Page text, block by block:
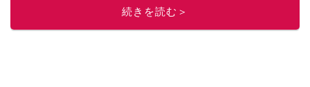
続きを読む＞